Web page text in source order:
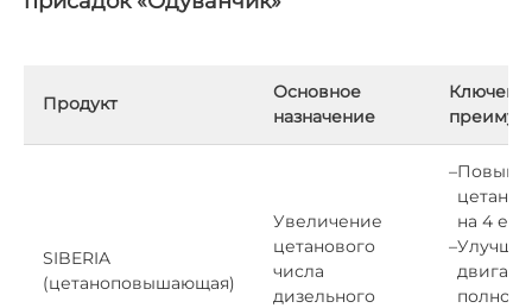
Продукт
Основное
назначение
SIBERIA
(цетаноповышающая)
Увеличение
цетанового
числа
дизельного
–
на 4
–